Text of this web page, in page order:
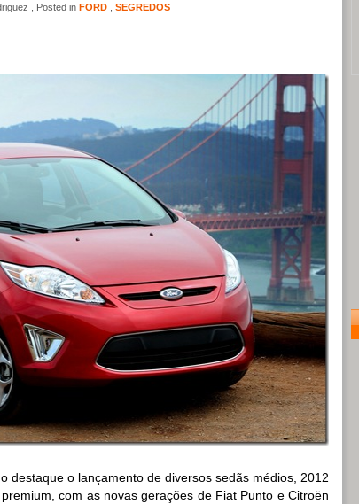
, Posted in FORD SEGREDOS
destaque o lançamento de diversos sedãs médios, 2012
com as novas gerações de Fiat Punto e Citroën